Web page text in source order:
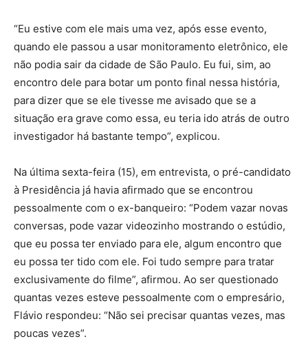
“Eu estive com ele mais uma vez, após esse evento,
quando ele passou a usar monitoramento eletrônico, ele
não podia sair da cidade de São Paulo. Eu fui, sim, ao
encontro dele para botar um ponto final nessa história,
para dizer que se ele tivesse me avisado que se a
situação era grave como essa, eu teria ido atrás de outro
investigador há bastante tempo”, explicou.
Na última sexta-feira (15), em entrevista, o pré-candidato
à Presidência já havia afirmado que se encontrou
pessoalmente com o ex-banqueiro: “Podem vazar novas
conversas, pode vazar videozinho mostrando o estúdio,
que eu possa ter enviado para ele, algum encontro que
eu possa ter tido com ele. Foi tudo sempre para tratar
exclusivamente do filme”, afirmou. Ao ser questionado
quantas vezes esteve pessoalmente com o empresário,
Flávio respondeu: “Não sei precisar quantas vezes, mas
poucas vezes”.